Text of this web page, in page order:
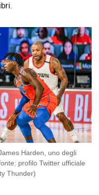
Harden, uno degli
profilo Twitter ufficiale
Thunder)